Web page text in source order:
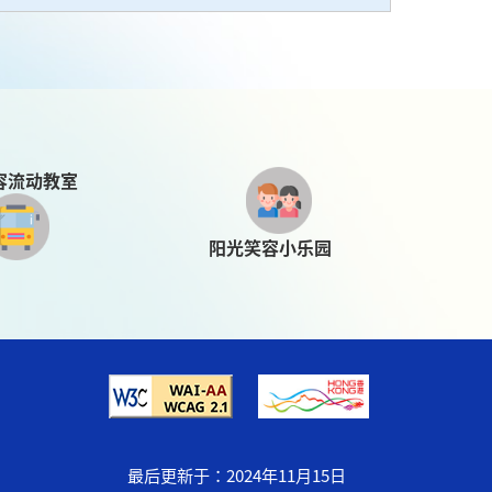
流动教室
阳光笑容小乐园
最后更新于： 2024年11月15日